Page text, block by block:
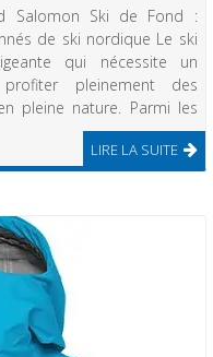
Salomon Ski de Fond :
de ski nordique Le ski
qui nécessite un
pleinement des
pleine nature. Parmi les
LIRE LA SUITE